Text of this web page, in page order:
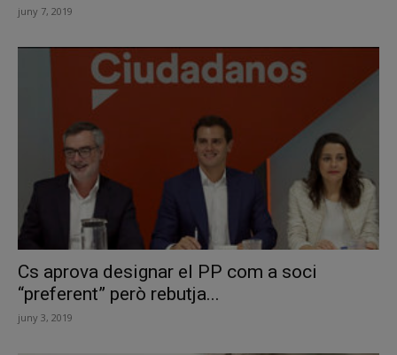
juny 7, 2019
Cs aprova designar el PP com a soci
“preferent” però rebutja...
juny 3, 2019